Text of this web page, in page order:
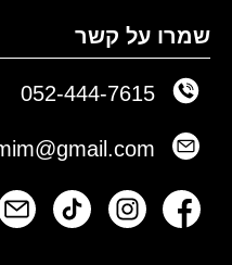
שמרו על קשר
052-444-7615